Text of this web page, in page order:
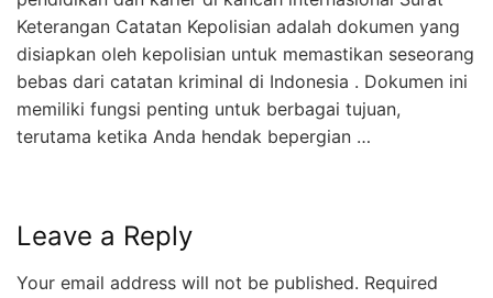
Keterangan Catatan Kepolisian adalah dokumen yang
disiapkan oleh kepolisian untuk memastikan seseorang
bebas dari catatan kriminal di Indonesia . Dokumen ini
memiliki fungsi penting untuk berbagai tujuan,
terutama ketika Anda hendak bepergian …
Leave a Reply
Your email address will not be published. Required